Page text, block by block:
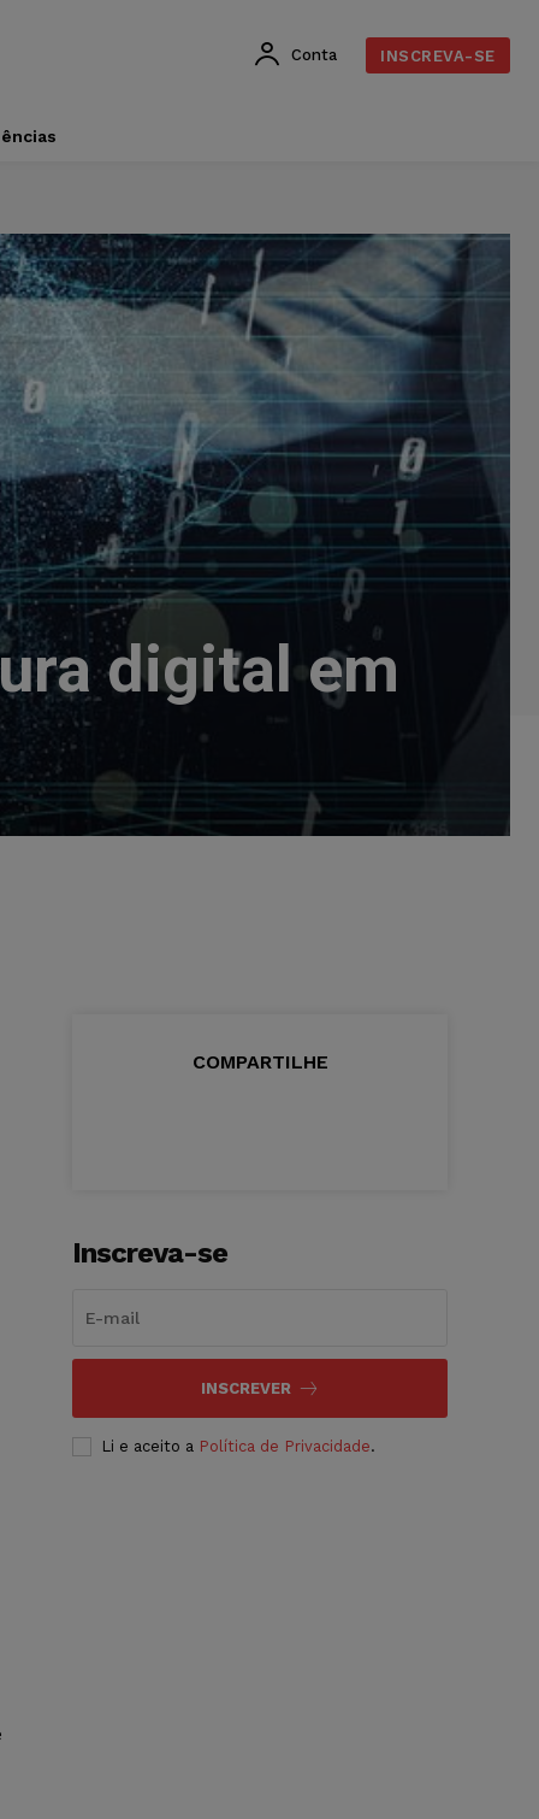
Conta INSCREVA-SE
digital em
COMPARTILHE
Inscreva-se
INSCREVER
Li e aceito a Política de Privacidade.